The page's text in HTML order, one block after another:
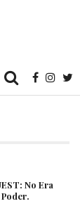
No Era